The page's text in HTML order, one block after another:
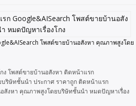
โพสต์ขายบ้านอสังหา คุณภาพสูงโดย
ง โพสต์ขายบ้านอสังหา ติดหน้าแรก
ริษัทชั้นนำ ประกาศ ราคาถูก ติดหน้าแรก
สังหา คุณภาพสูงโดยบริษัทชั้นนำ หมดปัญหาเรื่อง